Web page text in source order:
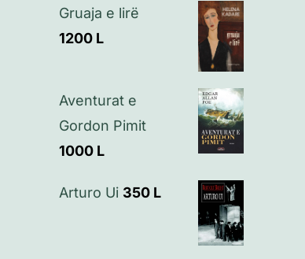
Gruaja e lirë
1200 L
Aventurat e
Gordon Pimit
1000 L
Arturo Ui 350 L